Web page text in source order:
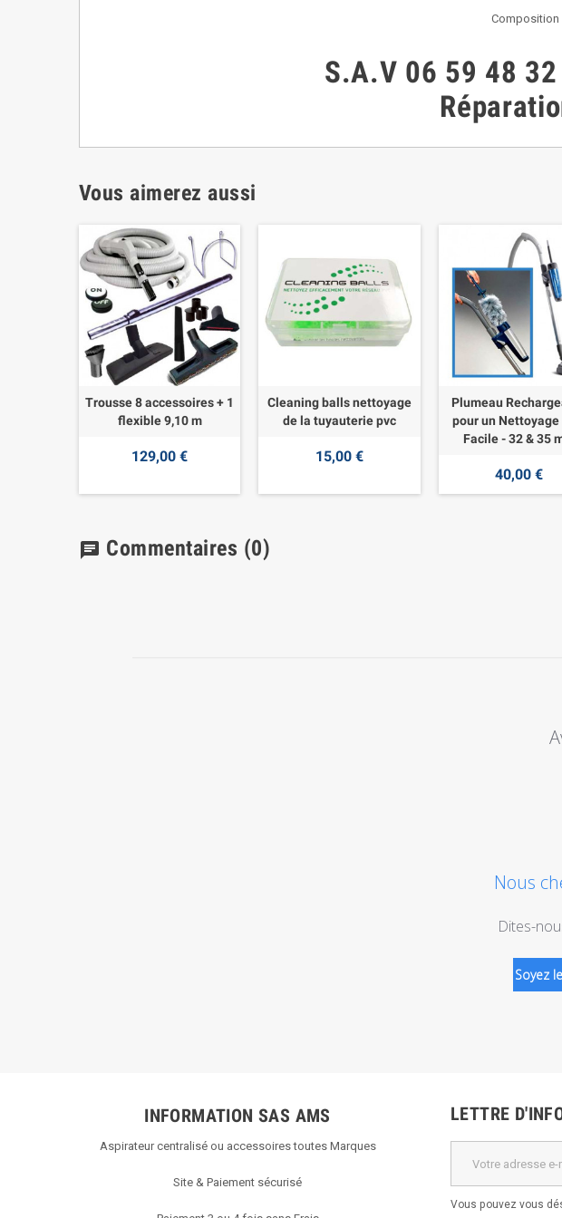
Composition
S.A.V 06 59 48
Vous aimerez aussi
Trousse 8 accessoires + 1
flexible 9,10 m
129,00 €
Cleaning balls nettoyage
de la tuyauterie pvc
15,00 €
Plumeau
pour un Nettoyage
Facile - 32 & 35
40,00 €
chat Commentaires (0)
Nous
Dites-
Soyez
INFORMATION SAS AMS
Aspirateur centralisé ou accessoires toutes Marques
Site & Paiement sécurisé
LETTRE
Vous pouvez vous